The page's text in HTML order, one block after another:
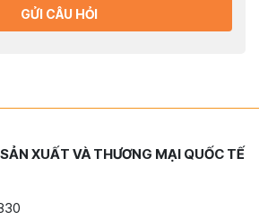
GỬI CÂU HỎI
XUẤT VÀ THƯƠNG MẠI QUỐC TẾ